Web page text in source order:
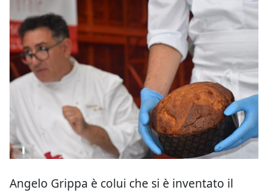
Angelo Grippa è colui che si è inventato il